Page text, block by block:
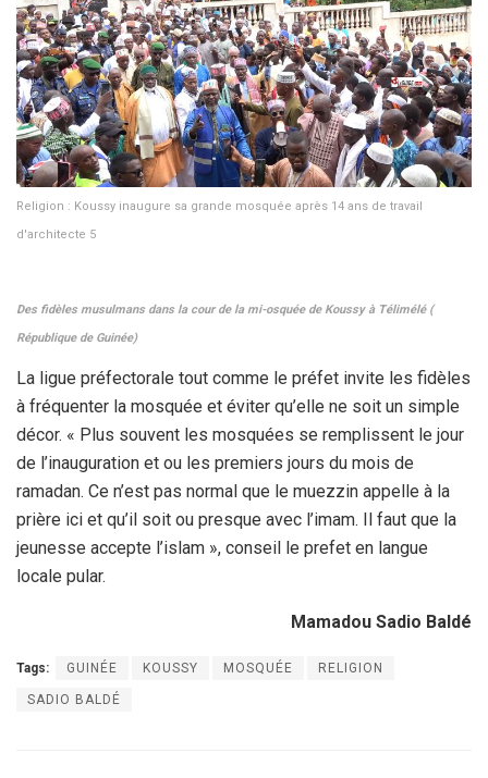
Religion : Koussy inaugure sa grande mosquée après 14 ans de travail
d'architecte 5
Des fidèles musulmans dans la cour de la mi-osquée de Koussy à Télimélé (
République de Guinée)
La ligue préfectorale tout comme le préfet invite les fidèles
à fréquenter la mosquée et éviter qu’elle ne soit un simple
décor. « Plus souvent les mosquées se remplissent le jour
de l’inauguration et ou les premiers jours du mois de
ramadan. Ce n’est pas normal que le muezzin appelle à la
prière ici et qu’il soit ou presque avec l’imam. Il faut que la
jeunesse accepte l’islam », conseil le prefet en langue
locale pular.
Mamadou Sadio Baldé
Tags: GUINÉE KOUSSY MOSQUÉE RELIGION
SADIO BALDÉ